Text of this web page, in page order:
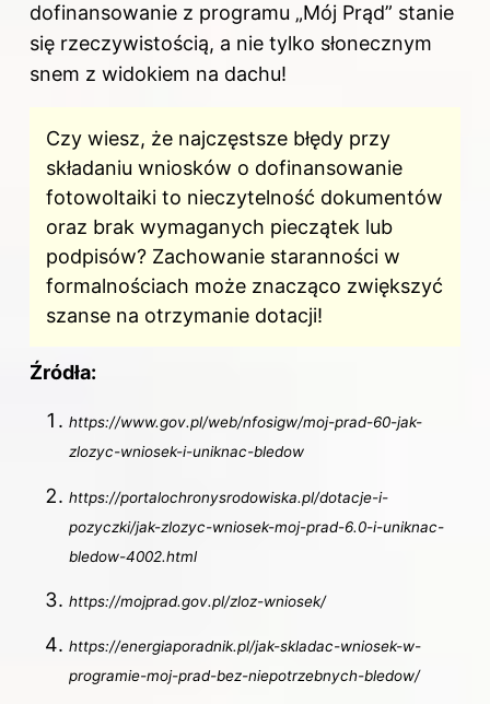
dofinansowanie z programu „Mój Prąd” stanie
się rzeczywistością, a nie tylko słonecznym
snem z widokiem na dachu!
Czy wiesz, że najczęstsze błędy przy
składaniu wniosków o dofinansowanie
fotowoltaiki to nieczytelność dokumentów
oraz brak wymaganych pieczątek lub
podpisów? Zachowanie staranności w
formalnościach może znacząco zwiększyć
szanse na otrzymanie dotacji!
Źródła:
https://www.gov.pl/web/nfosigw/moj-prad-60-jak-
zlozyc-wniosek-i-uniknac-bledow
https://portalochronysrodowiska.pl/dotacje-i-
pozyczki/jak-zlozyc-wniosek-moj-prad-6.0-i-uniknac-
bledow-4002.html
https://mojprad.gov.pl/zloz-wniosek/
https://energiaporadnik.pl/jak-skladac-wniosek-w-
programie-moj-prad-bez-niepotrzebnych-bledow/